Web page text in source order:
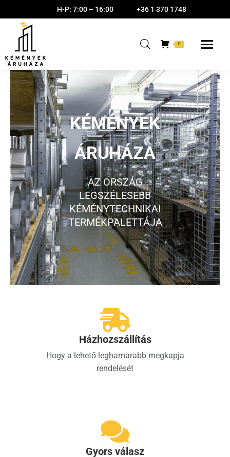
H-P: 7:00 – 16:00 +36 1 370 1748
0
KÉMÉNYEK
ÁRUHÁZA
AZ ORSZÁG
LEGSZÉLESEBB
KÉMÉNYTECHNIKAI
TERMÉKPALETTÁJA
Házhozszállítás
Hogy a lehető leghamarabb megkapja
rendelését
Gyors válasz